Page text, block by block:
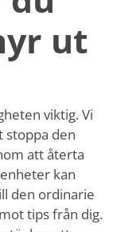
ut
viktig. Vi
stoppa den
att återta
kan
den ordinarie
tips från dig.